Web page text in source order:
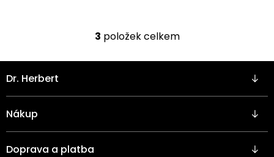
O
l
a
p
3 položek celkem
á
p
a
Dr. Herbert
Nákup
Doprava a platba